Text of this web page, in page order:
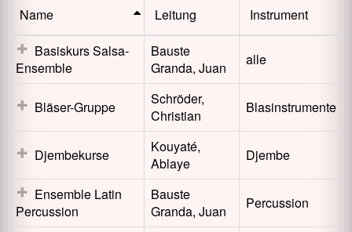
Name Leitung
Instrument
Basiskurs Salsa-
Ensemble
Bauste
Granda, Juan
alle
Bläser-Gruppe
Schröder,
Christian
Blasinstrumente
Djembekurse
Kouyaté,
Ablaye
Djembe
Ensemble Latin
Percussion
Bauste
Granda, Juan
Percussion